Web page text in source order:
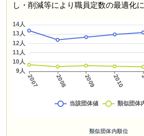
し・削減等により職員定数の最適化に
類似団体内順位